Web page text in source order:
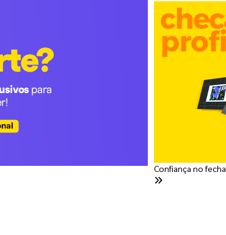
Confiança no